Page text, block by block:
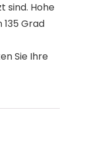
sind. Hohe
Grad
Sie Ihre